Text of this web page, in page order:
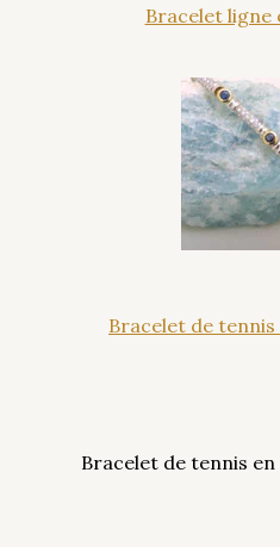
Bracelet ligne
Bracelet de tennis
Bracelet de tennis